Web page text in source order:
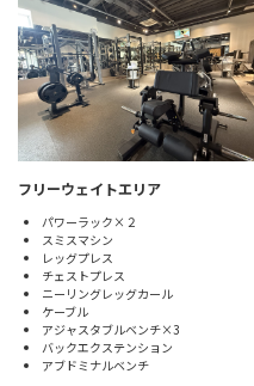
フリーウェイトエリア
パワーラック×２
スミスマシン
レッグプレス
チェストプレス
ニーリングレッグカール
ケーブル
アジャスタブルベンチ×3
バックエクステンション
アブドミナルベンチ